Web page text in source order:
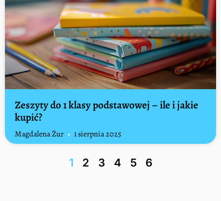
Zeszyty do 1 klasy podstawowej – ile i jakie
kupić?
Magdalena Żur 1 sierpnia 2025
1 2 3 4 5 6